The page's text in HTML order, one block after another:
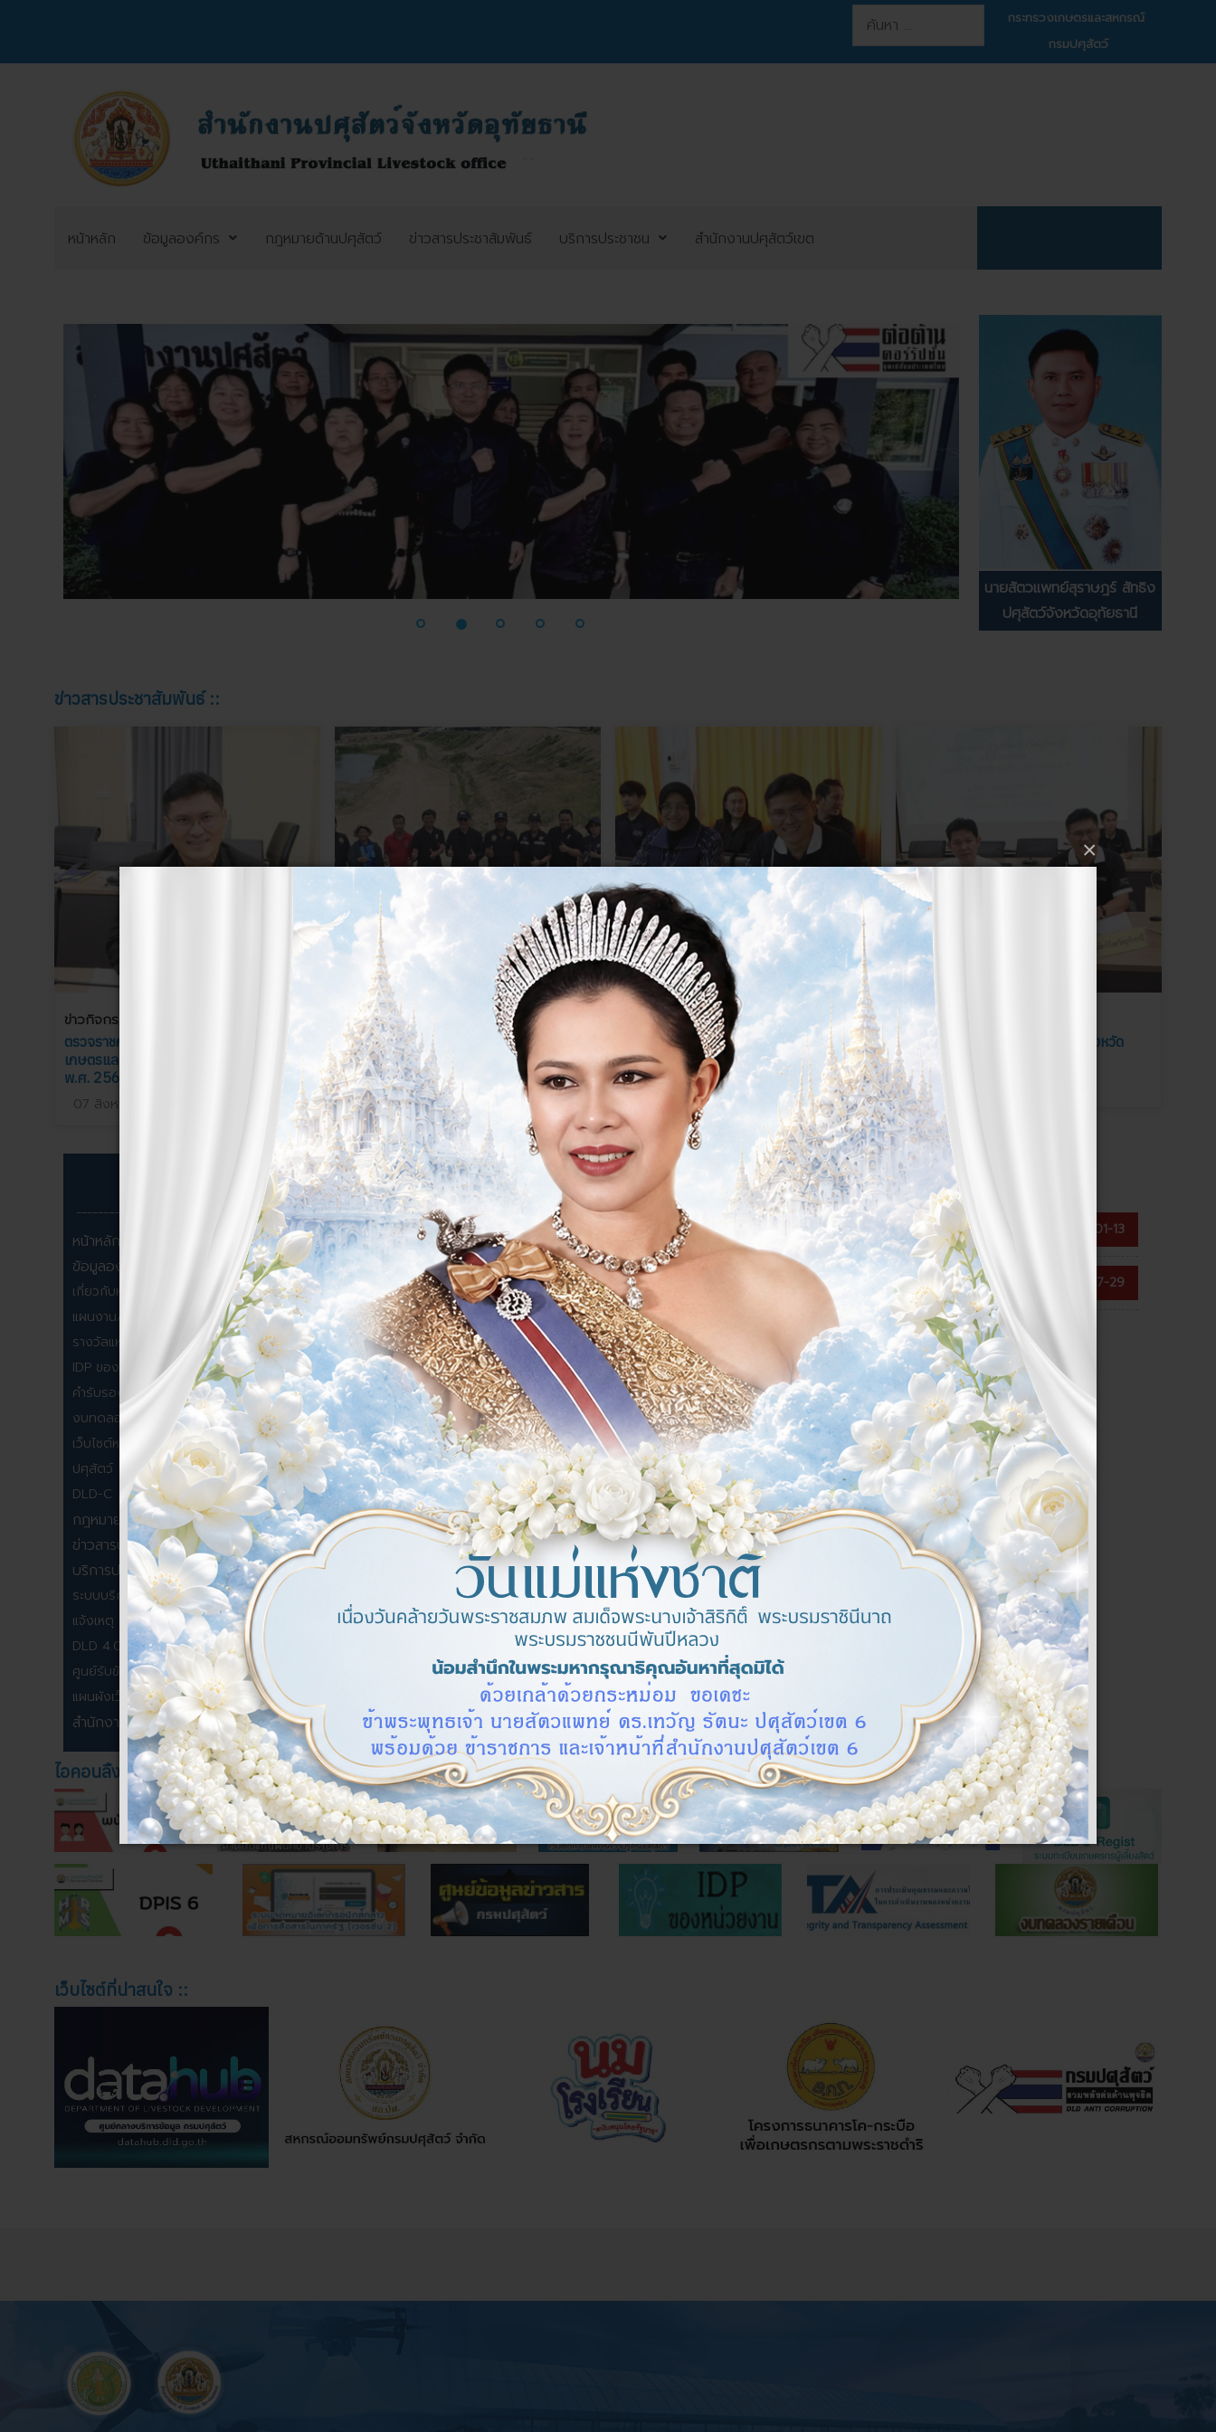
×
การค้นหา
กระทรวงเกษตรและสหกรณ์
กรมปศุสัตว์
หน้าหลัก ข้อมูลองค์กร กฎหมายด้านปศุสัตว์ ข่าวสารประชาสัมพันธ์ บริการประชาชน สำนักงานปศุสัตว์เขต
นายสัตวแพทย์สุราษฎร์ สัทธิง
ปศุสัตว์จังหวัดอุทัยธานี
ข่าวสารประชาสัมพันธ์ ::
ข่าวกิจกรรมในหน่วยงาน
ตรวจราชกการของผู้ตรวจราชการกระทรวง
เกษตรและสหกรณ์ ประจำปีงบประมาณ
พ.ศ. 2569
07 สิงหาคม 2569
ข่าวกิจกรรมในหน่วยงาน
สำนักงานปศุสัตว์จังหวัดอุทัยธานี ตรวจ
ประเมินมาตรฐานฟาร์มเลี้ยงสัตว์ ประจำปี
2569
07 สิงหาคม 2569
ข่าวกิจกรรมในหน่วยงาน
ประชุมคณะทำงานด้านการส่งเสริมพัฒนา
อาชีพและการตลาด ครั้งที่ 2/2569
06 สิงหาคม 2569
ประชุมคณะกรรมการปฏิรูปที่ดินจังหวัด
06 สิงหาคม 2569
_________________________________
หน้าหลัก
ข้อมูลองค์กร
เกี่ยวกับหน่วยงาน
แผนงาน/โครงการ/กิจกรรม
รางวัลแห่งความภาคภูมิใจ
IDP ของหน่วยงาน
คำรับรองและรายงานผล
งบทดลองรายเดือน
เว็บไซต์หน่วยงานในสังกัดกรม
ปศุสัตว์
DLD-C
กฎหมายด้านปศุสัตว์
ข่าวสารประชาสัมพันธ์
บริการประชาชน
ระบบบริการอิเล็กทรอนิกส์
แจ้งเหตุ ขอรับความช่วยเหลือ
DLD 4.0
ศูนย์รับข้อร้องเรียน
แผนผังเว็บไซต์
สำนักงานปศุสัตว์เขต
ข่าวจัดซื้อจัดจ้าง ข่าวรับสมัครงาน รายงานการประชุม เอกสารเผยแพร่ ประชาสัมพันธ์
ประกาศผู้ชนะการเสนอราคา ประกวดราคาซื้อครุภัณฑ์ยานพาหนะและขนส่ง จำนวน 2 รายการ 2569-01-13
ประกาศเผยแพร่แผนการจัดซื้อจัดจ้าง ประจำปีงบประมาณ พ.ศ. 2569 2568-07-29
ไอคอนลิ้งค์ ::
เว็บไซต์ที่น่าสนใจ ::